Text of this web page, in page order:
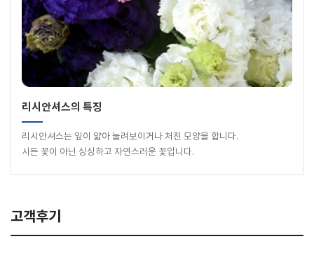
리시안셔스의 특징
리시안셔스는 잎이 얇아 눌려보이거나 처진 모양을 합니다.
시든 꽃이 아닌 싱싱하고 자연스러운 꽃입니다.
고객후기